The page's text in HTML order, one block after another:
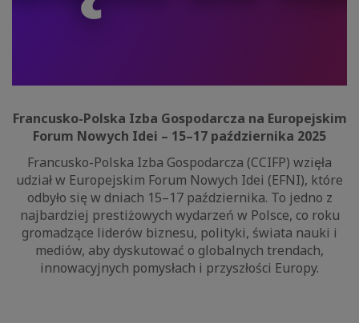
Francusko-Polska Izba Gospodarcza na Europejskim
Forum Nowych Idei – 15–17 października 2025
Francusko-Polska Izba Gospodarcza (CCIFP) wzięła
udział w Europejskim Forum Nowych Idei (EFNI), które
odbyło się w dniach 15–17 października. To jedno z
najbardziej prestiżowych wydarzeń w Polsce, co roku
gromadzące liderów biznesu, polityki, świata nauki i
mediów, aby dyskutować o globalnych trendach,
innowacyjnych pomysłach i przyszłości Europy.